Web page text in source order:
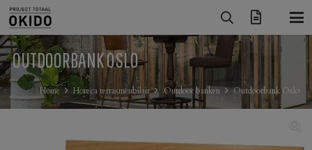
OUTDOORBANK OSLO
Home Horeca terrasmeubilair Outdoor banken Outdoorbank Oslo